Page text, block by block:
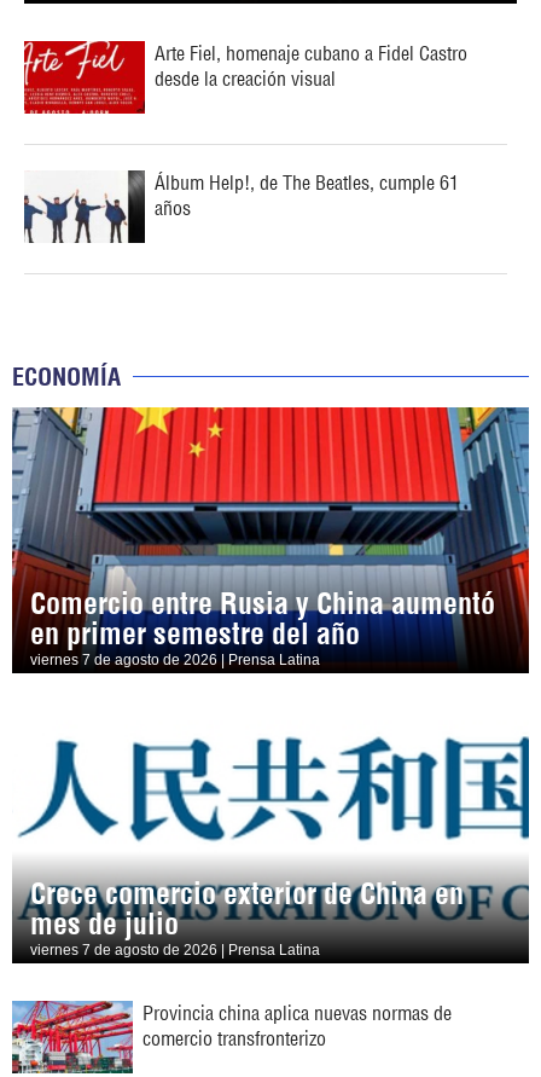
Arte Fiel, homenaje cubano a Fidel Castro
desde la creación visual
Álbum Help!, de The Beatles, cumple 61
años
ECONOMÍA
Comercio entre Rusia y China aumentó
en primer semestre del año
viernes 7 de agosto de 2026 | Prensa Latina
Crece comercio exterior de China en
mes de julio
viernes 7 de agosto de 2026 | Prensa Latina
Provincia china aplica nuevas normas de
comercio transfronterizo